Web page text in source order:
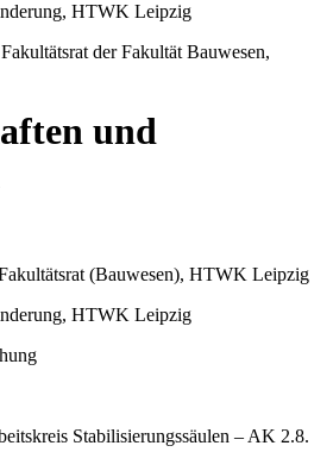
HTWK Leipzig
der Fakultät Bauwesen,
und
(Bauwesen), HTWK Leipzig
HTWK Leipzig
Stabilisierungssäulen – AK 2.8.